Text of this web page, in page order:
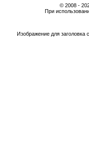
© 2008 -
При
Изображение для